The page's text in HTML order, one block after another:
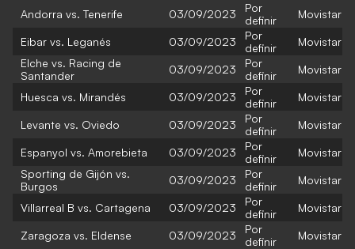
Andorra vs. Tenerife 03/09/2023
Por
definir
Movistar
Eibar vs. Leganés 03/09/2023
Por
definir
Movistar
Elche vs. Racing de
Santander
03/09/2023
Por
definir
Movistar
Huesca vs. Mirandés 03/09/2023
Por
definir
Movistar
Levante vs. Oviedo 03/09/2023
Por
definir
Movistar
Espanyol vs. Amorebieta 03/09/2023
Por
definir
Movistar
Sporting de Gijón vs.
Burgos
03/09/2023
Por
definir
Movistar
Villarreal B vs. Cartagena 03/09/2023
Por
definir
Movistar
Zaragoza vs. Eldense 03/09/2023
Por
definir
Movistar